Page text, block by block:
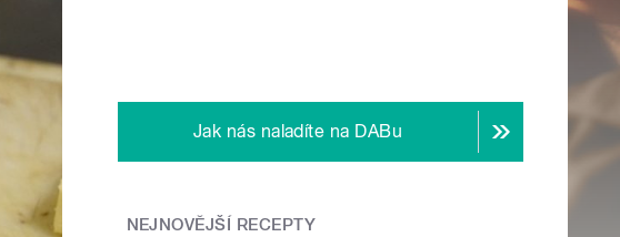
Jak nás naladíte na DABu
NEJNOVĚJŠÍ RECEPTY